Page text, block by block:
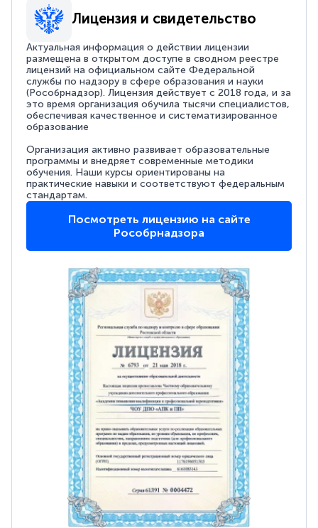
Лицензия и свидетельство
Актуальная информация о действии лицензии
размещена в открытом доступе в сводном реестре
лицензий на официальном сайте Федеральной
службы по надзору в сфере образования и науки
(Рособрнадзор). Лицензия действует с 2018 года, и за
это время организация обучила тысячи специалистов,
обеспечивая качественное и систематизированное
образование
Организация активно развивает образовательные
программы и внедряет современные методики
обучения. Наши курсы ориентированы на
практические навыки и соответствуют федеральным
стандартам.
Посмотреть лицензию на сайте
Рособрнадзора